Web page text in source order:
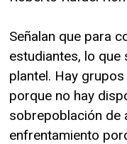
Señalan que para
estudiantes, lo que
plantel. Hay
porque no hay
sobrepoblación de
enfrentamiento